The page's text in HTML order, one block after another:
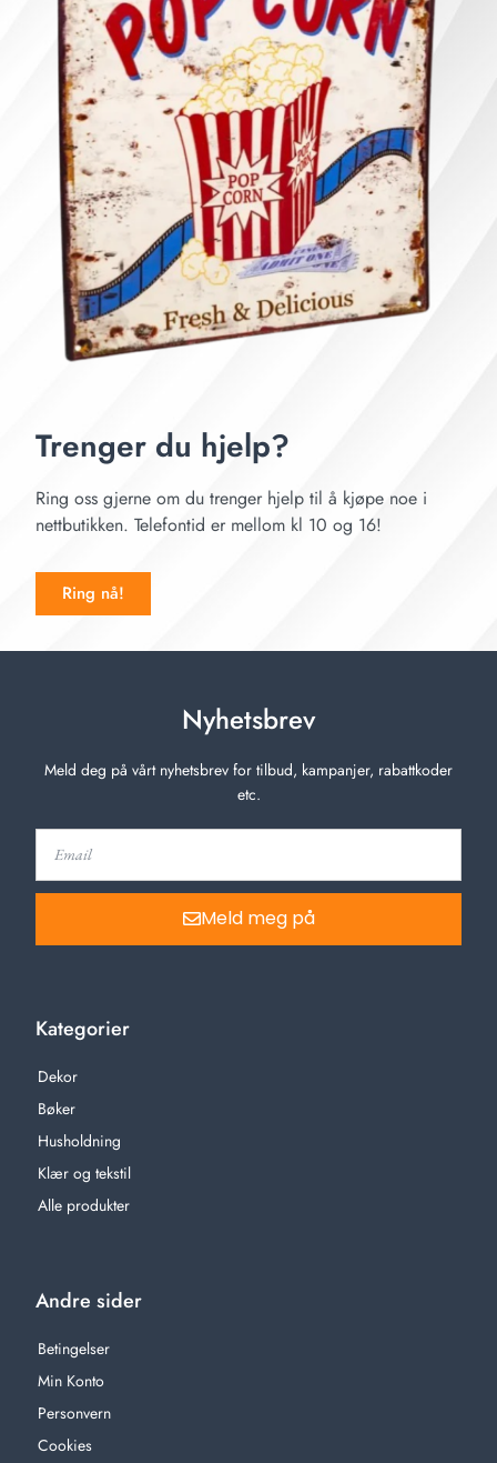
Trenger du hjelp?
Ring oss gjerne om du trenger hjelp til å kjøpe noe i
nettbutikken. Telefontid er mellom kl 10 og 16!
Ring nå!
Nyhetsbrev
Meld deg på vårt nyhetsbrev for tilbud, kampanjer, rabattkoder
etc.
Meld meg på
Kategorier
Dekor
Bøker
Husholdning
Klær og tekstil
Alle produkter
Andre sider
Betingelser
Min Konto
Personvern
Cookies